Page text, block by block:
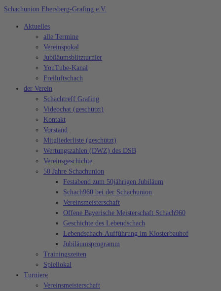
Zum
springen
Schachunion Ebersberg-Grafing e.V.
Aktuelles
alle Termine
Vereinspokal
Jubiläumsblitzturnier
YouTube-Kanal
Freiluftschach
der Verein
Schachtreff Grafing
Videochat (geschützt)
Kontakt
Vorstand
Mitgliederliste (geschützt)
Wertungszahlen (DWZ) des DSB
Vereinsgeschichte
50 Jahre Schachunion
Festabend zum 50jährigen Jubiläum
Schach960 bei der Schachunion
Vereinsmeisterschaft
Offene Bayerische Meisterschaft Schach960
Geschichte des Lebendschach
Lebendschach-Aufführung im Klosterbauhof
Jubiläumsprogramm
Trainingszeiten
Spiellokal
Turniere
Vereinsmeisterschaft